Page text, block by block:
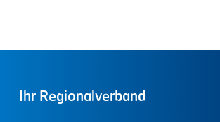
Ihr Regionalverband